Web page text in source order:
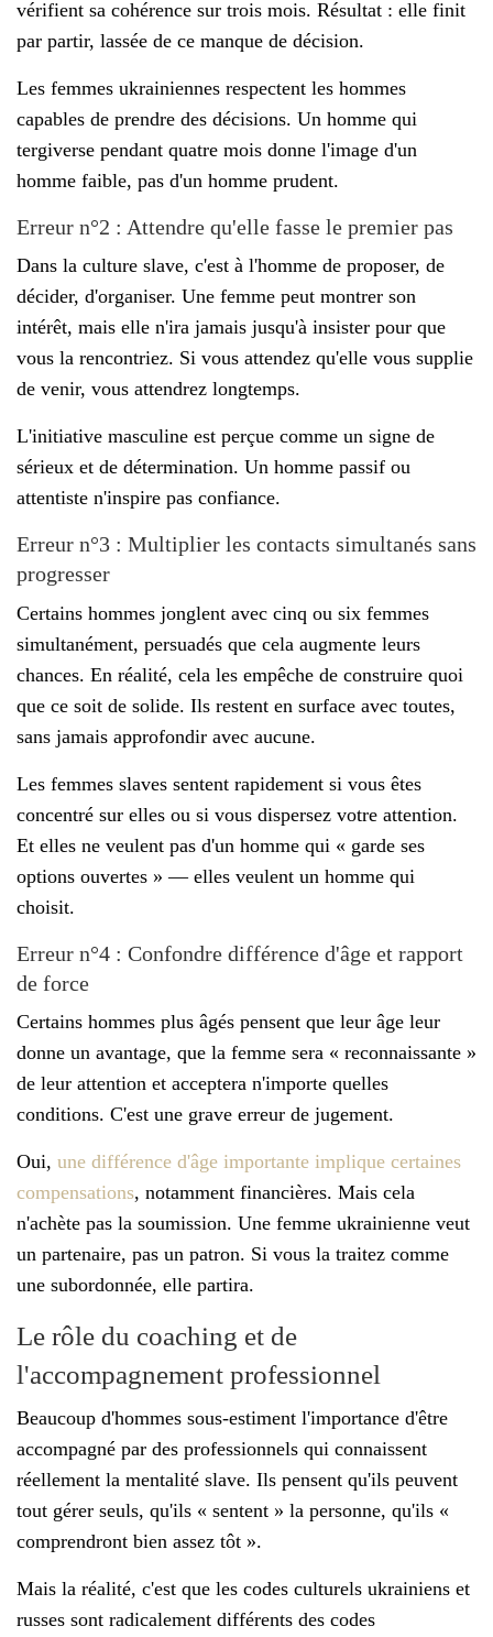
vérifient sa cohérence sur trois mois. Résultat : elle finit
par partir, lassée de ce manque de décision.
Les femmes ukrainiennes respectent les hommes
capables de prendre des décisions. Un homme qui
tergiverse pendant quatre mois donne l'image d'un
homme faible, pas d'un homme prudent.
Erreur n°2 : Attendre qu'elle fasse le premier pas
Dans la culture slave, c'est à l'homme de proposer, de
décider, d'organiser. Une femme peut montrer son
intérêt, mais elle n'ira jamais jusqu'à insister pour que
vous la rencontriez. Si vous attendez qu'elle vous supplie
de venir, vous attendrez longtemps.
L'initiative masculine est perçue comme un signe de
sérieux et de détermination. Un homme passif ou
attentiste n'inspire pas confiance.
Erreur n°3 : Multiplier les contacts simultanés sans
progresser
Certains hommes jonglent avec cinq ou six femmes
simultanément, persuadés que cela augmente leurs
chances. En réalité, cela les empêche de construire quoi
que ce soit de solide. Ils restent en surface avec toutes,
sans jamais approfondir avec aucune.
Les femmes slaves sentent rapidement si vous êtes
concentré sur elles ou si vous dispersez votre attention.
Et elles ne veulent pas d'un homme qui « garde ses
options ouvertes » — elles veulent un homme qui
choisit.
Erreur n°4 : Confondre différence d'âge et rapport
de force
Certains hommes plus âgés pensent que leur âge leur
donne un avantage, que la femme sera « reconnaissante »
de leur attention et acceptera n'importe quelles
conditions. C'est une grave erreur de jugement.
Oui, une différence d'âge importante implique certaines
compensations, notamment financières. Mais cela
n'achète pas la soumission. Une femme ukrainienne veut
un partenaire, pas un patron. Si vous la traitez comme
une subordonnée, elle partira.
Le rôle du coaching et de
l'accompagnement professionnel
Beaucoup d'hommes sous-estiment l'importance d'être
accompagné par des professionnels qui connaissent
réellement la mentalité slave. Ils pensent qu'ils peuvent
tout gérer seuls, qu'ils « sentent » la personne, qu'ils «
comprendront bien assez tôt ».
Mais la réalité, c'est que les codes culturels ukrainiens et
russes sont radicalement différents des codes